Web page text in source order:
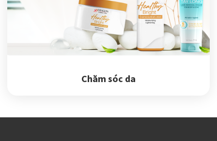
Chăm sóc da